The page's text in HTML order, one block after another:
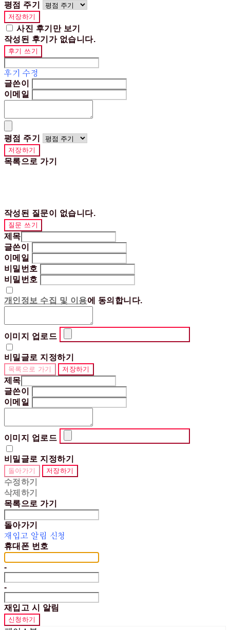
평점 주기
저장하기
사진 후기만 보기
작성된 후기가 없습니다.
후기 쓰기
후기 수정
글쓴이
이메일
평점 주기
저장하기
목록으로 가기
작성된 질문이 없습니다.
질문 쓰기
제목
글쓴이
이메일
비밀번호
비밀번호
개인정보 수집 및 이용에 동의합니다.
이미지 업로드
비밀글로 지정하기
목록으로 가기 저장하기
제목
글쓴이
이메일
이미지 업로드
비밀글로 지정하기
돌아가기 저장하기
수정하기
삭제하기
목록으로 가기
돌아가기
재입고 알림 신청
휴대폰 번호
-
-
재입고 시 알림
신청하기